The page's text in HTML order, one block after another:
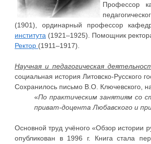
Профессор
(1901), ординарный профессор
института (1921–1925). Помощник
Ректор (1911–1917).
Научная и педагогическая
социальная история Литовско-Русского
Сохранилось письмо В.О. Ключевского,
«По практическим занятиям со
приват-доцента Любавского и
Основной труд учёного «Обзор истории
опубликован в 1996 г. Книга стала